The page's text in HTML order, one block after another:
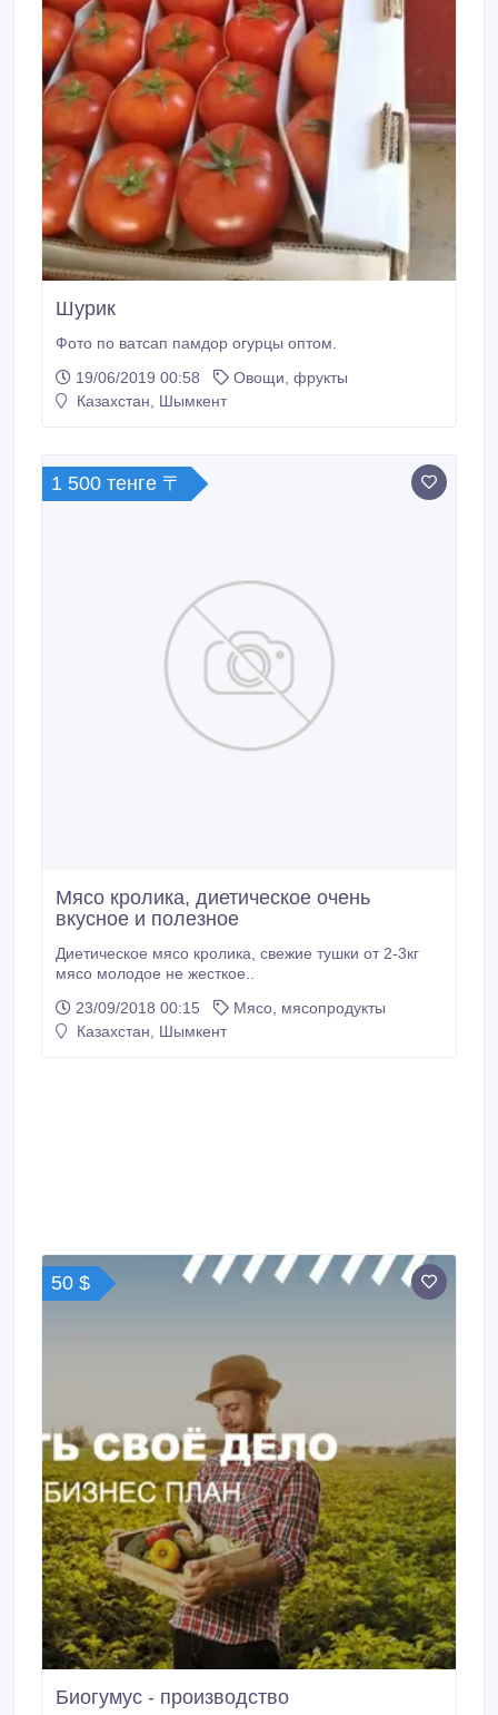
Шурик
Фото по ватсап памдор огурцы оптом.
19/06/2019 00:58
Овощи, фрукты
Казахстан, Шымкент
1 500 тенге 〒
Мясо кролика, диетическое очень
вкусное и полезное
Диетическое мясо кролика, свежие тушки от 2-3кг
мясо молодое не жесткое..
23/09/2018 00:15
Мясо, мясопродукты
Казахстан, Шымкент
50 $
Биогумус - производство